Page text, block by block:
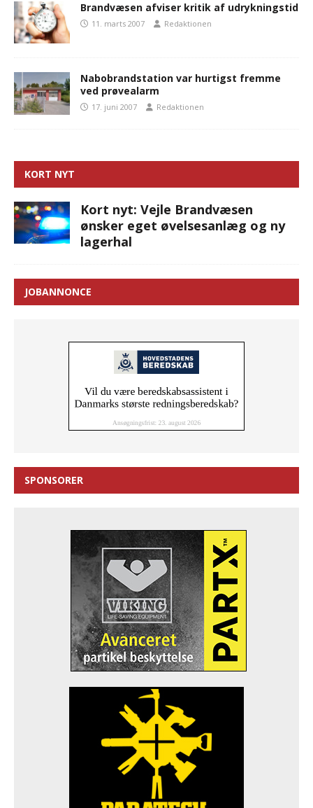
Brandvæsen afviser kritik af udrykningstid
11. marts 2007 Redaktionen
Nabobrandstation var hurtigst fremme
ved prøvealarm
17. juni 2007 Redaktionen
KORT NYT
Kort nyt: Vejle Brandvæsen
ønsker eget øvelsesanlæg og ny
lagerhal
JOBANNONCE
SPONSORER